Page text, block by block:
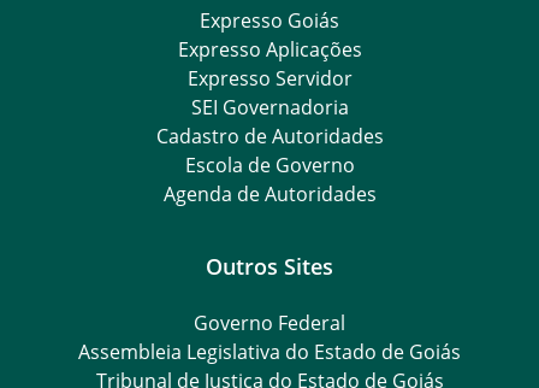
Expresso Goiás
Expresso Aplicações
Expresso Servidor
SEI Governadoria
Cadastro de Autoridades
Escola de Governo
Agenda de Autoridades
Outros Sites
Governo Federal
Assembleia Legislativa do Estado de Goiás
Tribunal de Justiça do Estado de Goiás